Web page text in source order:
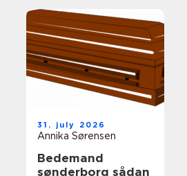
31. july 2026
Annika Sørensen
Bedemand
sønderborg sådan